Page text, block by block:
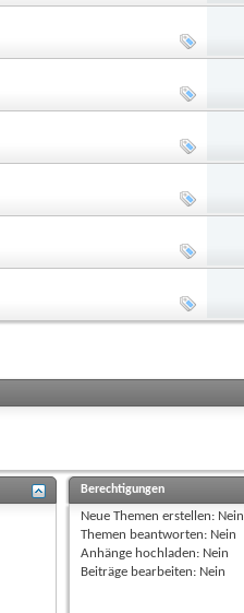
Berechtigungen
Neue Themen erstellen: Nein
Themen beantworten: Nein
Anhänge hochladen: Nein
Beiträge bearbeiten: Nein